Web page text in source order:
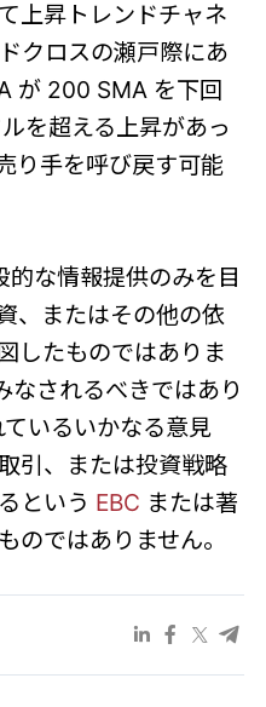
上昇トレンドチャネ
クロスの瀬戸際にあ
が 200 SMA を下回
を超える上昇があっ
り手を呼び戻す可能
な情報提供のみを目
、またはその他の依
したものではありま
なされるべきではあり
いるいかなる意見
引、または投資戦略
という EBC または著
のではありません。